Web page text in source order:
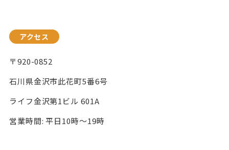
アクセス
〒920-0852
石川県金沢市此花町5番6号
ライフ金沢第1ビル 601A
営業時間: 平日10時〜19時